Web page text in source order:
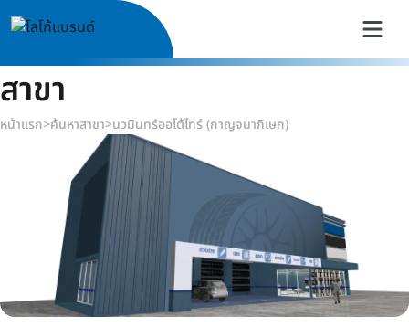
สาขา
หน้าแรก>ค้นหาสาขา>นวมินทร์ออโต้ไทร์ (กาญจนาภิเษก)